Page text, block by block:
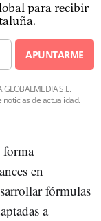
para recibir
APUNTARME
S.L.
de actualidad.
en
fórmulas
a